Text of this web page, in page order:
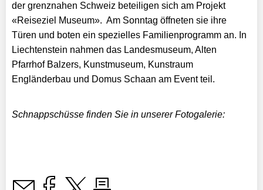
der grenznahen Schweiz beteiligen sich am Projekt
«Reiseziel Museum». Am Sonntag öffneten sie ihre
Türen und boten ein spezielles Familienprogramm an. In
Liechtenstein nahmen das Landesmuseum, Alten
Pfarrhof Balzers, Kunstmuseum, Kunstraum
Engländerbau und Domus Schaan am Event teil.
Schnappschüsse finden Sie in unserer Fotogalerie: